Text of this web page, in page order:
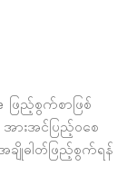
ဖြည့်စွက်စာဖြစ်
ားအင်ပြည့်ဝစေ
ချိုဓါတ်ဖြည့်စွက်ရန်